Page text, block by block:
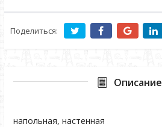
Поделиться:
Описание
напольная, настенная